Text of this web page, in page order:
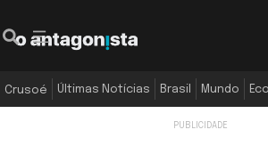
Crusoé Últimas Notícias Brasil Mundo